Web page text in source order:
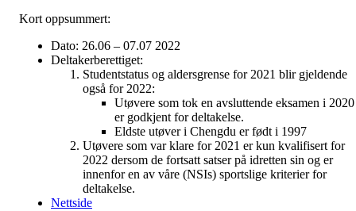
Kort oppsummert:
Dato: 26.06 – 07.07 2022
Deltakerberettiget:
Studentstatus og aldersgrense for 2021 blir gjeldende
også for 2022:
Utøvere som tok en avsluttende eksamen i 2020
er godkjent for deltakelse.
Eldste utøver i Chengdu er født i 1997
Utøvere som var klare for 2021 er kun kvalifisert for
2022 dersom de fortsatt satser på idretten sin og er
innenfor en av våre (NSIs) sportslige kriterier for
deltakelse.
Nettside